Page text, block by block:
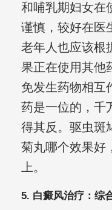
和哺乳期妇女在
谨慎，较好在医
老年人也应该根
果正在使用其他
免发生药物相互
药是一位的，千
得其反。驱虫斑
菊丸哪个效果好
上。
5. 白癜风治疗：综